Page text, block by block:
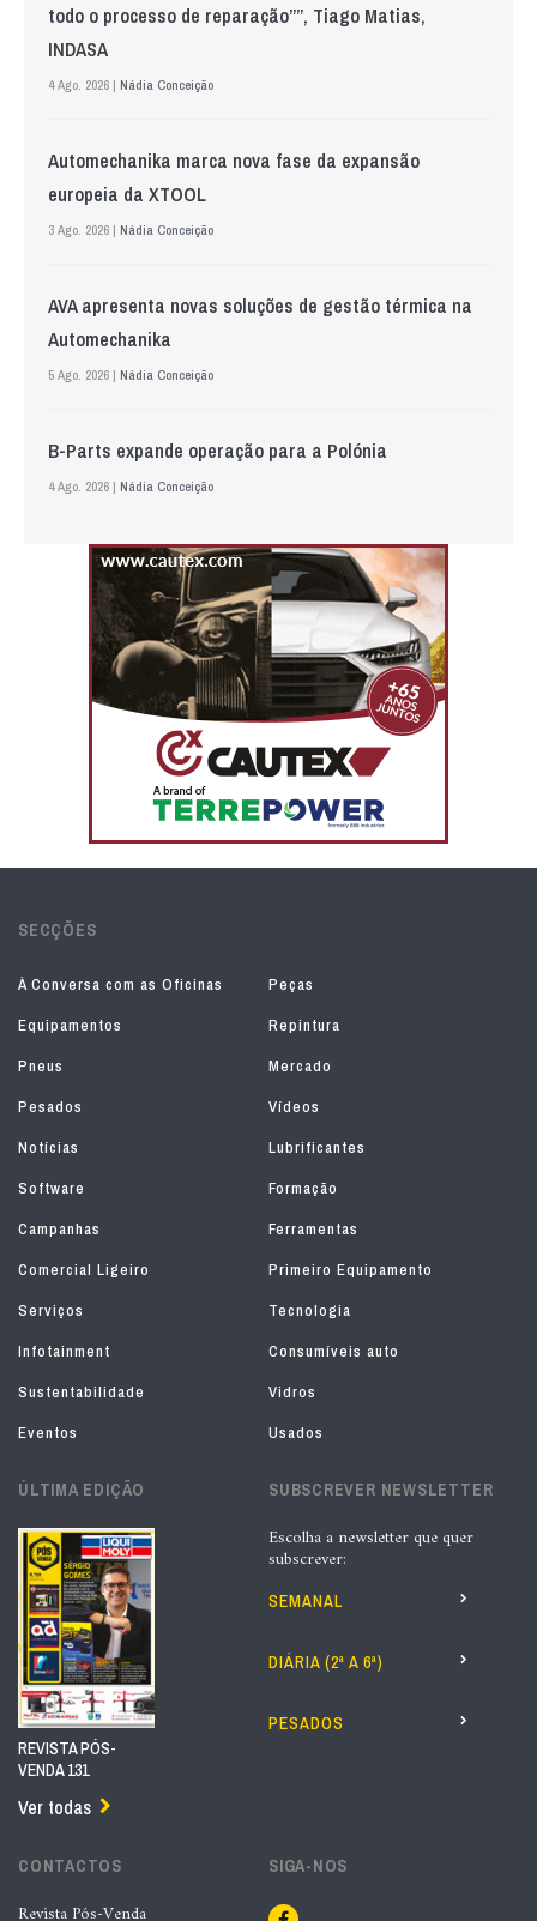
todo o processo de reparação””, Tiago Matias,
INDASA
4 Ago. 2026 | Nádia Conceição
Automechanika marca nova fase da expansão
europeia da XTOOL
3 Ago. 2026 | Nádia Conceição
AVA apresenta novas soluções de gestão térmica na
Automechanika
5 Ago. 2026 | Nádia Conceição
B-Parts expande operação para a Polónia
4 Ago. 2026 | Nádia Conceição
SECÇÕES
À Conversa com as Oficinas
Peças
Equipamentos
Repintura
Pneus
Mercado
Pesados
Vídeos
Notícias
Lubrificantes
Software
Formação
Campanhas
Ferramentas
Comercial Ligeiro
Primeiro Equipamento
Serviços
Tecnologia
Infotainment
Consumíveis auto
Sustentabilidade
Vidros
Eventos
Usados
ÚLTIMA EDIÇÃO
REVISTA PÓS-
VENDA 131
Ver todas
SUBSCREVER NEWSLETTER
Escolha a newsletter que quer
subscrever:
SEMANAL
DIÁRIA (2ª A 6ª)
PESADOS
CONTACTOS
Revista Pós-Venda
SIGA-NOS